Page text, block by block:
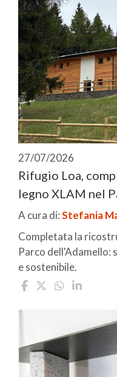
27/07/2026
Rifugio Loa,
legno XLAM nel
A cura di:Stefania
Completata la
Parco dell'Adamello:
e sostenibile.